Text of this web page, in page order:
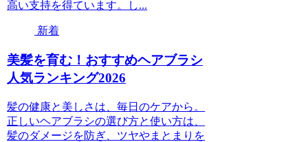
高い支持を得ています。し...
新着
美髪を育む！おすすめヘアブラシ
人気ランキング2026
髪の健康と美しさは、毎日のケアから。
正しいヘアブラシの選び方と使い方は、
髪のダメージを防ぎ、ツヤやまとまりを